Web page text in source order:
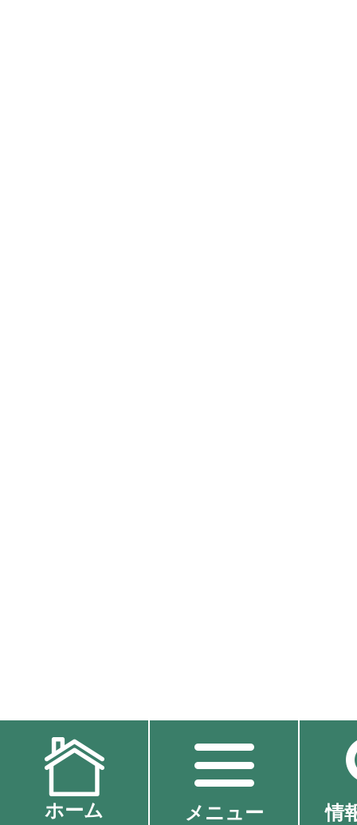
ホーム メニュー 情